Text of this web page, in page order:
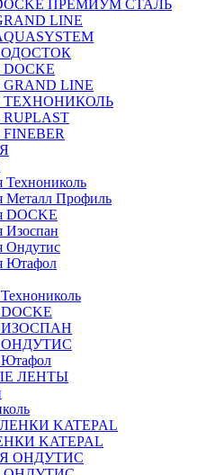
ПРЕМИУМ СТАЛЬ
LINE
LINE
Технониколь
Металл Профиль
DOCKE
Изоспан
Ондутис
Ютафол
ИЗОСПАН
ОНДУТИС
Ютафол
ЛЕНТЫ
KATEPAL
ОНДУТИС